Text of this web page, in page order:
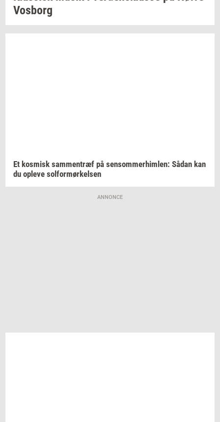
Vos­borg
Et kos­misk sam­men­træf på sen­som­mer­him­len: Sådan kan
du op­le­ve sol­for­mør­kel­sen
ANNONCE